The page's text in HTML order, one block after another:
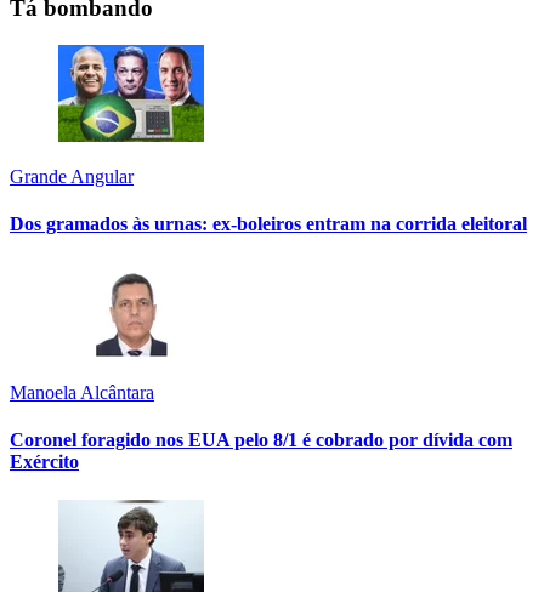
Tá bombando
Grande Angular
Dos gramados às urnas: ex-boleiros entram na corrida eleitoral
Manoela Alcântara
Coronel foragido nos EUA pelo 8/1 é cobrado por dívida com
Exército